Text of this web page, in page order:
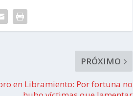
PRÓXIMO
en Libramiento: Por fortuna no